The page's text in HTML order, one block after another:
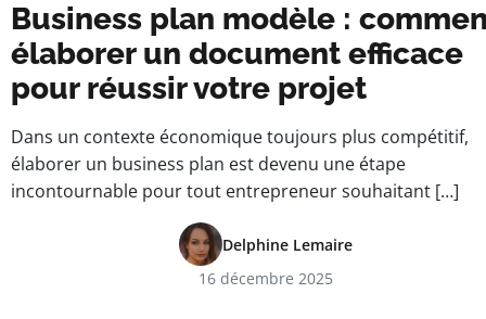
Business plan modèle :
élaborer un document efficace
pour réussir votre projet
Dans un contexte économique toujours plus compétitif,
élaborer un business plan est devenu une étape
incontournable pour tout entrepreneur souhaitant […]
Delphine Lemaire
16 décembre 2025